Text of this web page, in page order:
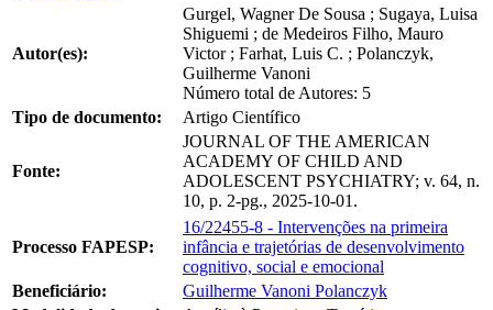
Autor(es):
Gurgel, Wagner De Sousa ; Sugaya, Luisa
Shiguemi ; de Medeiros Filho, Mauro
Victor ; Farhat, Luis C. ; Polanczyk,
Guilherme Vanoni
Número total de Autores: 5
Tipo de documento:
Artigo Científico
Fonte:
JOURNAL OF THE AMERICAN
ACADEMY OF CHILD AND
ADOLESCENT PSYCHIATRY; v. 64, n.
10, p. 2-pg., 2025-10-01.
Processo FAPESP:
16/22455-8 - Intervenções na primeira
infância e trajetórias de desenvolvimento
cognitivo, social e emocional
Beneficiário:
Guilherme Vanoni Polanczyk